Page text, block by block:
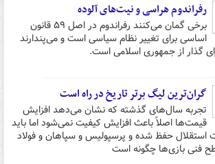
رفراندوم هراسی و نیت‌های آلوده
برخی گمان می‌کنند رفراندوم در اصل ۵۹ قانون
اساسی برای تغییر نظام سیاسی است و می‌پندارند
گذار از جمهوری اسلامی است.
گران‌ترین لیگ برتر تاریخ در راه است
تجربه سال‌های گذشته که نشان می‌دهد افزایش
قیمت‌ها اصلاً باعث افزایش کیفیت نمی‌شود اما باید
استقلال حفظ شده و پرسپولیس و سپاهان و فولاد
فنی بازی‌ها چگونه است